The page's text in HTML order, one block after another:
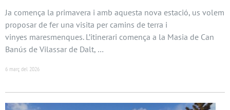
Ja comença la primavera i amb aquesta nova estació, us volem
proposar de fer una visita per camins de terra i
vinyes maresmenques. L’itinerari comença a la Masia de Can
Banús de Vilassar de Dalt, …
6 març del 2026